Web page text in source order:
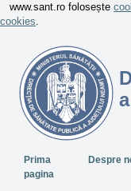
www.sant.ro folosește
cookies.
SectiuniPrima
pagina
Despre